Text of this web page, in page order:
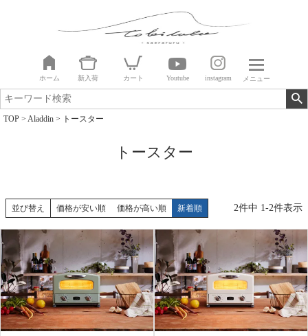
ホーム 新入荷 カート Youtube instagram メニュー
TOP Aladdin トースター
トースター
並び替え 価格が安い順 価格が高い順 新着順 2件中 1-2件表示